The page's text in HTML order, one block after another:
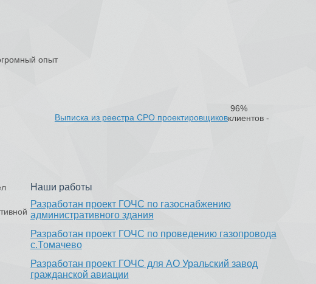
Выписка из реестра СРО проектировщиков
опыт
96%
клиентов -
Наши работы
Разработан проект ГОЧС по газоснабжению
административного здания
Разработан проект ГОЧС по проведению газопровода
с.Томачево
Разработан проект ГОЧС для АО Уральский завод
гражданской авиации